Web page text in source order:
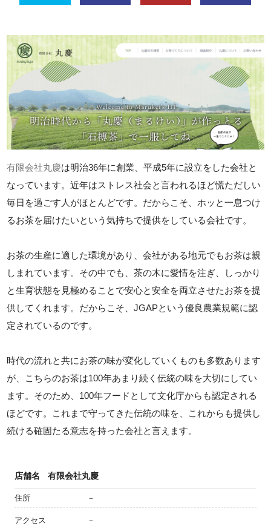
有限会社丸慶は明治36年に創業、平成5年に設立をした会社と
なっています。近年はストレス社会と言われるほど慌ただしい
毎日を過ごす人がほとんどです。だからこそ、ホッと一息つけ
るお茶を届けたいという気持ちで提供をしている会社です。
お茶の生産に適した環境があり、会社がある地元でもお茶は親
しまれています。その中でも、茶の木に愛情を注ぎ、しっかり
と生育状態を見極めることで安心と安全を両立させたお茶を提
供してくれます。だからこそ、JGAPという優良農業規範に認
定されているのです。
時代の流れと共にお茶の味が変化していくものも多数あります
が、こちらのお茶は100年あまり続く伝統の味を大切にしてい
ます。そのため、100年フードとして文化庁からも認定される
ほどです。これまで守ってきた伝統の味を、これからも提供し
続ける確固たる意志を持った会社と言えます。
店舗名 有限会社丸慶
住所 －
アクセス －